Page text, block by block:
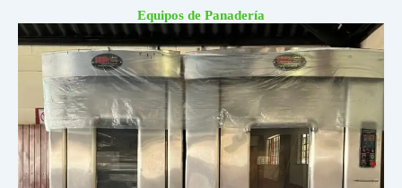
Equipos de Panadería